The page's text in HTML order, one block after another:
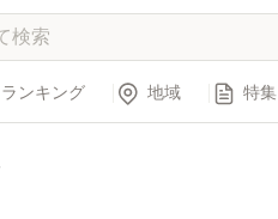
ランキング 地域 特集